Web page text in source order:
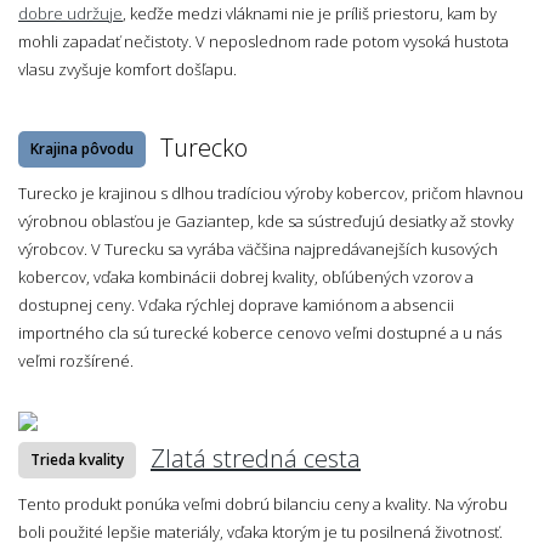
dobre udržuje , keďže medzi vláknami nie je príliš priestoru, kam by
mohli zapadať nečistoty. V neposlednom rade potom vysoká hustota
vlasu zvyšuje komfort došľapu.
Krajina pôvodu Turecko
Turecko je krajinou s dlhou tradíciou výroby kobercov, pričom hlavnou
výrobnou oblasťou je Gaziantep, kde sa sústreďujú desiatky až stovky
výrobcov. V Turecku sa vyrába väčšina najpredávanejších kusových
kobercov, vďaka kombinácii dobrej kvality, obľúbených vzorov a
dostupnej ceny. Vďaka rýchlej doprave kamiónom a absencii
importného cla sú turecké koberce cenovo veľmi dostupné a u nás
veľmi rozšírené.
Trieda kvality Zlatá stredná cesta
Tento produkt ponúka veľmi dobrú bilanciu ceny a kvality. Na výrobu
boli použité lepšie materiály, vďaka ktorým je tu posilnená životnosť.